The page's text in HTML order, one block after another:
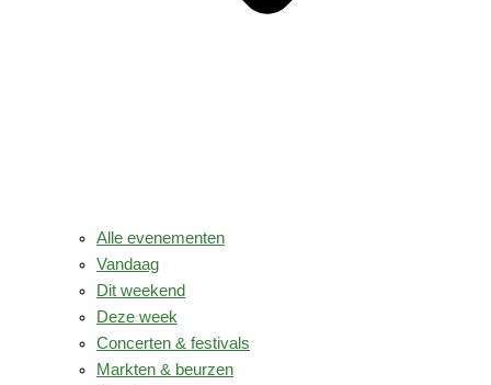
Alle evenementen
Vandaag
Dit weekend
Deze week
Concerten & festivals
Markten & beurzen